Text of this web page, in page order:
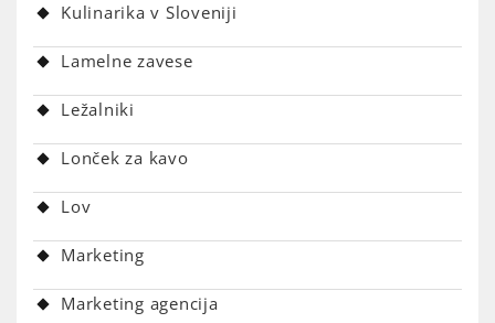
Kulinarika v Sloveniji
Lamelne zavese
Ležalniki
Lonček za kavo
Lov
Marketing
Marketing agencija